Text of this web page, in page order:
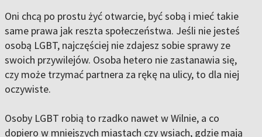
Oni chcą po prostu żyć otwarcie, być sobą i mieć takie
same prawa jak reszta społeczeństwa. Jeśli nie jesteś
osobą LGBT, najczęściej nie zdajesz sobie sprawy ze
swoich przywilejów. Osoba hetero nie zastanawia się,
czy może trzymać partnera za rękę na ulicy, to dla niej
oczywiste.
Osoby LGBT robią to rzadko nawet w Wilnie, a co
dopiero w mniejszych miastach czy wsiach, gdzie mają